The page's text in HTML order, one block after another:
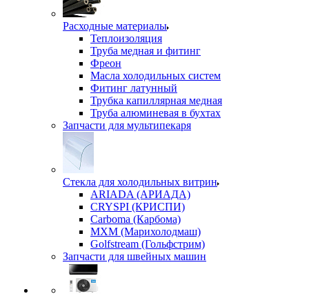
Расходные материалы
Теплоизоляция
Труба медная и фитинг
Фреон
Масла холодильных систем
Фитинг латунный
Трубка капиллярная медная
Труба алюминевая в бухтах
Запчасти для мультипекаря
Стекла для холодильных витрин
ARIADA (АРИАДА)
CRYSPI (КРИСПИ)
Carboma (Карбома)
MXM (Марихолодмаш)
Golfstream (Гольфстрим)
Запчасти для швейных машин